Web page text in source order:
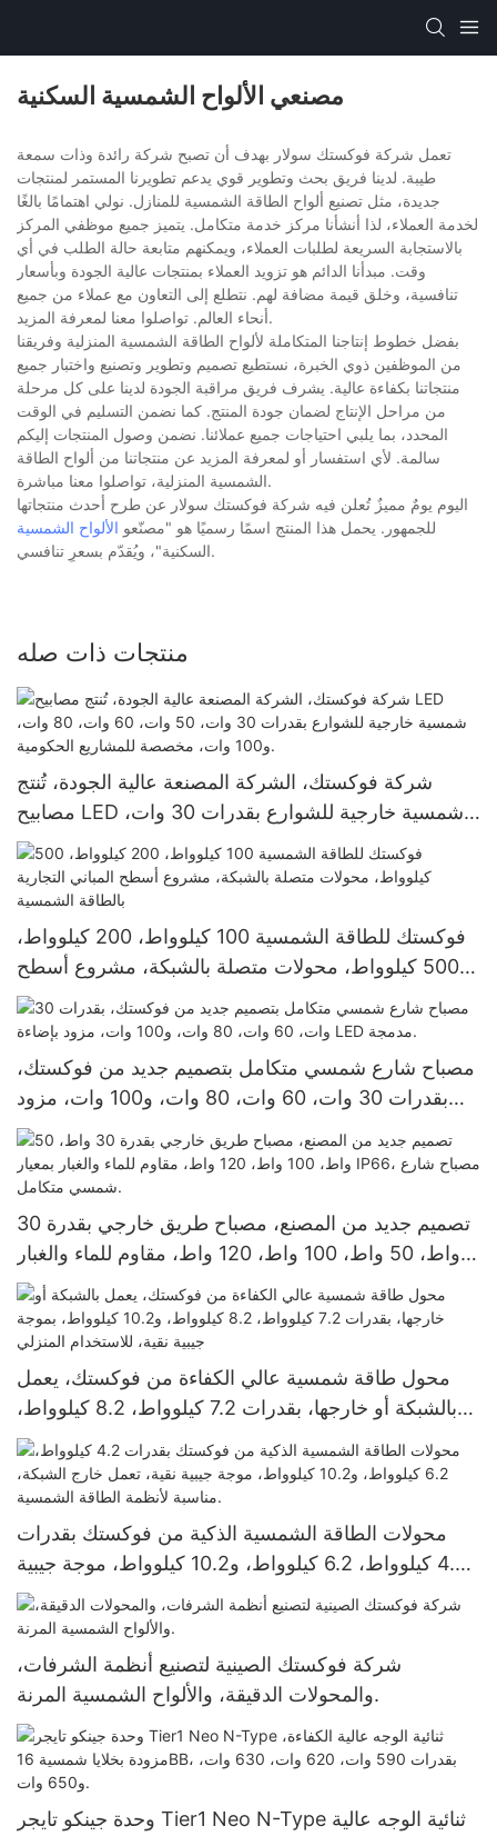
مصنعي الألواح الشمسية السكنية
تعمل شركة فوكستك سولار بهدف أن تصبح شركة رائدة وذات سمعة
طيبة. لدينا فريق بحث وتطوير قوي يدعم تطويرنا المستمر لمنتجات
جديدة، مثل تصنيع ألواح الطاقة الشمسية للمنازل. نولي اهتمامًا بالغًا
لخدمة العملاء، لذا أنشأنا مركز خدمة متكامل. يتميز جميع موظفي المركز
بالاستجابة السريعة لطلبات العملاء، ويمكنهم متابعة حالة الطلب في أي
وقت. مبدأنا الدائم هو تزويد العملاء بمنتجات عالية الجودة وبأسعار
تنافسية، وخلق قيمة مضافة لهم. نتطلع إلى التعاون مع عملاء من جميع
أنحاء العالم. تواصلوا معنا لمعرفة المزيد.
بفضل خطوط إنتاجنا المتكاملة لألواح الطاقة الشمسية المنزلية وفريقنا
من الموظفين ذوي الخبرة، نستطيع تصميم وتطوير وتصنيع واختبار جميع
منتجاتنا بكفاءة عالية. يشرف فريق مراقبة الجودة لدينا على كل مرحلة
من مراحل الإنتاج لضمان جودة المنتج. كما نضمن التسليم في الوقت
المحدد، بما يلبي احتياجات جميع عملائنا. نضمن وصول المنتجات إليكم
سالمة. لأي استفسار أو لمعرفة المزيد عن منتجاتنا من ألواح الطاقة
الشمسية المنزلية، تواصلوا معنا مباشرة.
اليوم يومٌ مميزٌ تُعلن فيه شركة فوكستك سولار عن طرح أحدث منتجاتها
للجمهور. يحمل هذا المنتج اسمًا رسميًا هو "مصنّعو الألواح الشمسية
السكنية"، ويُقدّم بسعرٍ تنافسي.
منتجات ذات صله
شركة فوكستك، الشركة المصنعة عالية الجودة، تُنتج
مصابيح LED شمسية خارجية للشوارع بقدرات 30 وات،
50 وات، 60 وات، 80 وات، و100 وات، مخصصة
للمشاريع الحكومية.
فوكستك للطاقة الشمسية 100 كيلوواط، 200 كيلوواط،
500 كيلوواط، محولات متصلة بالشبكة، مشروع أسطح
المباني التجارية بالطاقة الشمسية
مصباح شارع شمسي متكامل بتصميم جديد من فوكستك،
بقدرات 30 وات، 60 وات، 80 وات، و100 وات، مزود
تصميم جديد من المصنع، مصباح طريق خارجي بقدرة 30
واط، 50 واط، 100 واط، 120 واط، مقاوم للماء والغبار
محول طاقة شمسية عالي الكفاءة من فوكستك، يعمل
بالشبكة أو خارجها، بقدرات 7.2 كيلوواط، 8.2 كيلوواط،
محولات الطاقة الشمسية الذكية من فوكستك بقدرات
4.2 كيلوواط، 6.2 كيلوواط، و10.2 كيلوواط، موجة جيبية
نقية، تعمل خارج الشبكة، مناسبة لأنظمة الطاقة
الشمسية.
شركة فوكستك الصينية لتصنيع أنظمة الشرفات،
والمحولات الدقيقة، والألواح الشمسية المرنة.
وحدة جينكو تايجر Tier1 Neo N-Type ثنائية الوجه عالية